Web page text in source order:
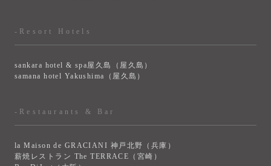
-Resort Hotels
sankara hotel & spa屋久島（屋久島）
samana hotel Yakushima（屋久島）
-Restaurants & Bar
la Maison de GRACIANI 神戸北野（兵庫）
薪焼レストラン The TERRACE（宮崎）